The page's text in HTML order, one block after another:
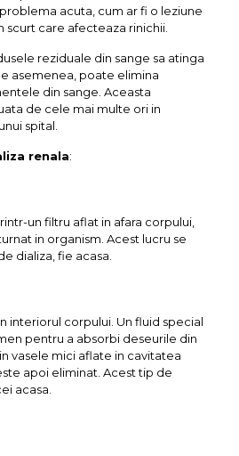
acuta, cum ar fi o leziune
scurt care afecteaza rinichii.
reziduale din sange sa atinga
asemenea, poate elimina
din sange. Aceasta
de cele mai multe ori in
spital.
renala:
un filtru aflat in afara corpului,
in organism. Acest lucru se
dializa, fie acasa.
interiorul corpului. Un fluid special
pentru a absorbi deseurile din
vasele mici aflate in cavitatea
apoi eliminat. Acest tip de
acasa.